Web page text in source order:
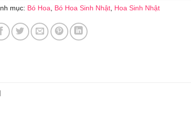
mục: Bó Hoa Bó Hoa Sinh Nhật Hoa Sinh Nhật